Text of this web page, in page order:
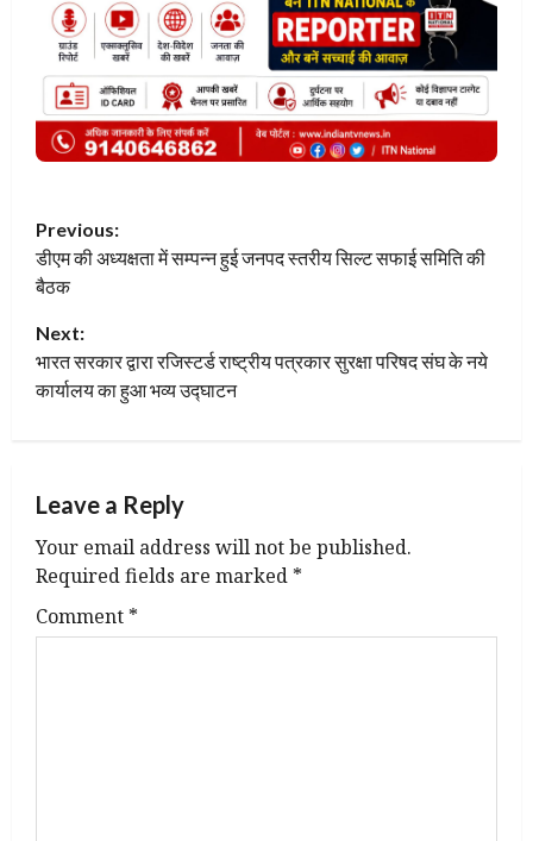
P
o
s
t
v
i
g
Previous:
डीएम की अध्यक्षता में सम्पन्न हुई जनपद स्तरीय सिल्ट सफाई समिति की
बैठक
Next:
भारत सरकार द्वारा रजिस्टर्ड राष्ट्रीय पत्रकार सुरक्षा परिषद संघ के नये
कार्यालय का हुआ भव्य उद्घाटन
Leave a Reply
Your email address will not be published.
Required fields are marked *
Comment *